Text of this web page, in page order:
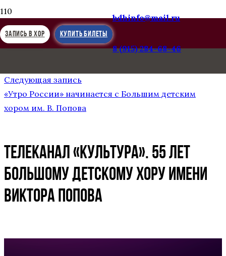
ЗАПИСЬ В ХОР КУПИТЬ БИЛЕТЫ
bdhinfo@mail.ru
8 (915) 284-68-46
Предыдущая запись
Следующая запись
«Утро России» начинается с Большим детским
хором им. В. Попова
Телеканал «Культура». 55 лет
Большому детскому хору имени
Виктора Попова